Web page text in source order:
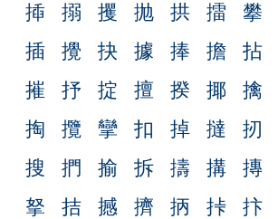
揷
搦 攫 抛 拱 擂 攀
插
攪 抉 據 捧 擔 拈
摧
抒 掟 擅 揆 揶 擒
掏
攬 攣 扣 掉 撻 扨
搜
捫 揄 拆 擣 搆 摶
拏
拮 撼 擠 抦 挊 抃